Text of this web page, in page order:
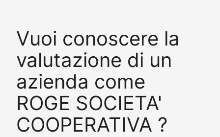
Vuoi conoscere la
valutazione di un
azienda come
ROGE SOCIETA'
COOPERATIVA ?